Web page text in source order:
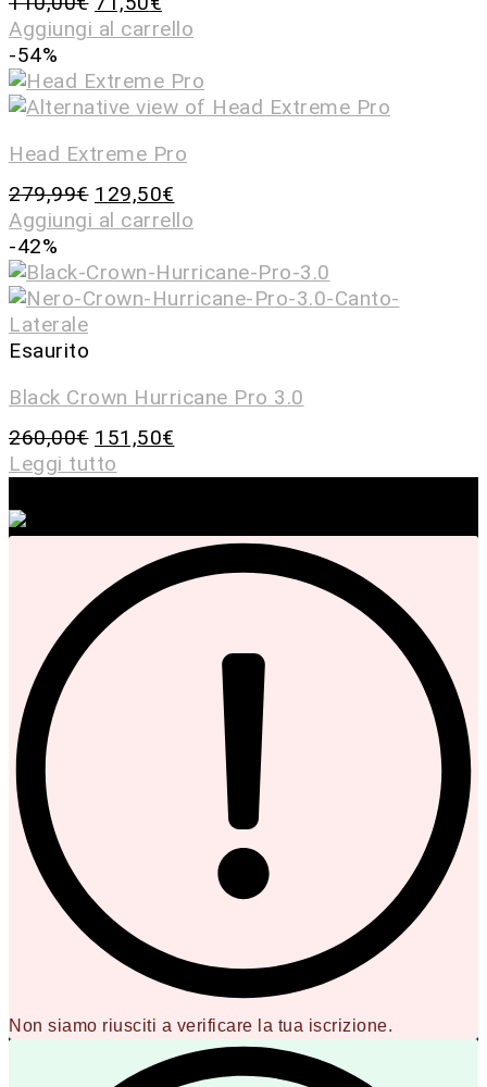
Aggiungi al carrello
-54%
Head Extreme Pro
279,99€ 129,50€
Aggiungi al carrello
-42%
Esaurito
Black Crown Hurricane Pro 3.0
260,00€ 151,50€
Leggi tutto
Non siamo riusciti a verificare la tua iscrizione.